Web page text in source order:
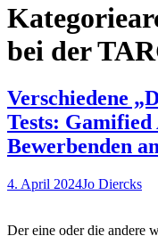
bei der
Verschiedene
Tests: Gamified
Bewerbenden
4. April 2024Jo Diercks
Der eine oder die andere